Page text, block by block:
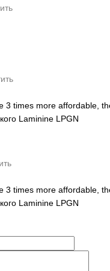
3 times more affordable,
Laminine LPGN
3 times more affordable,
Laminine LPGN